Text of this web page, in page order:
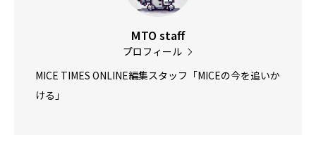
MTO staff
プロフィール
MICE TIMES ONLINE編集スタッフ「MICEの今を追いか
ける」